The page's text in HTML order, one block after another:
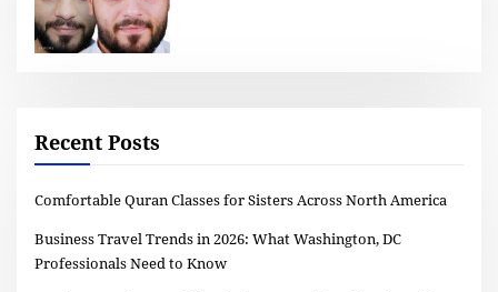
Recent Posts
Comfortable Quran Classes for Sisters Across North America
Business Travel Trends in 2026: What Washington, DC
Professionals Need to Know